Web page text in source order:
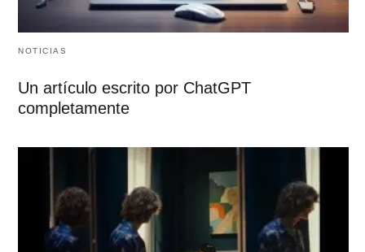
NOTICIAS
Un artículo escrito por ChatGPT
completamente